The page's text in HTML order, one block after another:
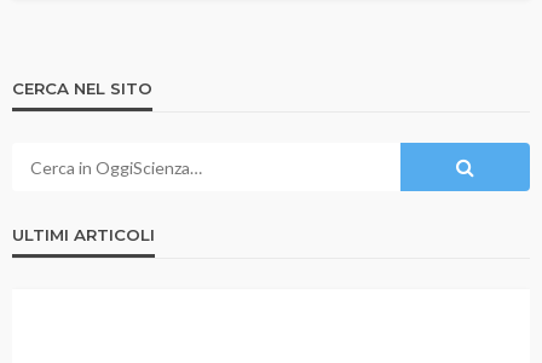
CERCA NEL SITO
ULTIMI ARTICOLI